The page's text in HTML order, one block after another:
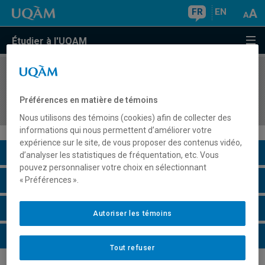
FR EN
Étudier à l'UQAM
COURS//
comparées
Description du cours
Horaire - Été 2026
Horaire - Automne 2026
Horaire - Hiver 2027
Préférences en matière de témoins
Nous utilisons des témoins (cookies) afin de collecter des
informations qui nous permettent d’améliorer votre
expérience sur le site, de vous proposer des contenus vidéo,
d’analyser les statistiques de fréquentation, etc. Vous
pouvez personnaliser votre choix en sélectionnant
« Préférences ».
Tout refuser
Autoriser les témoins